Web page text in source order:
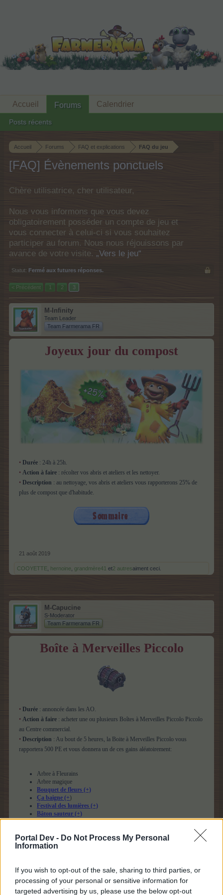
Portal Dev - Do Not Process My Personal
Information
If you wish to opt-out of the sale, sharing to third parties, or
processing of your personal or sensitive information for
targeted advertising by us, please use the below opt-out
Accueil Forums FAQ et explications FAQ du jeu
[FAQ] Évènements ponctuels
Chère utilisatrice, cher utilisateur,
Nous vous informons que vous devez
obligatoirement posséder un compte de jeu et
vous connecter à celui-ci si vous souhaitez
participer au forum. Nous nous réjouissons par
avance de votre visite. „Vers le jeu“
Statut: Fermé aux futures réponses.
< Précédent 1 2 3
M-Infinity
Team Leader
Team Farmerama FR
Joyeux jour du compost
• Durée : 24h à 25h.
• Action à faire : récolter vos abris et ateliers et les nettoyer.
• Description : au nettoyage, vos abris et ateliers vous rapporterons 25% de
plus de compost que d'habitude.
21 août 2019
COOYETTE hernoine grandmère41 et2 autresaiment ceci.
M-Capucine
S-Moderator
Team Farmerama FR
Boîte à Merveilles Piccolo
• Durée : annoncée dans les AO.
• Action à faire : acheter une ou plusieurs Boîtes à Merveilles Piccolo Piccolo
au Centre commercial.
• Description : Au bout de 5 heures, la Boite à Merveilles Piccolo vous
rapportera 500 PE et vous donnera un de ces gains aléatoirement:
Arbre à Fleurains
Arbre magique
Bouquet de fleurs (+)
Ça baigne (+)
Festival des lumières (+)
Bâton sauteur (+)
Danse des feuilles (+)
Copain ours (+)
Chasse au trésor éternelle (+)
Art fleuri en spray (+)
Tape asticot (+)
Génie multi-tâche (+)
Accueil Forums
Posts récents
Calendrier